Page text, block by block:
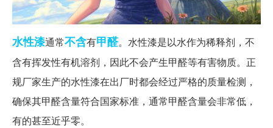
水性漆通常不含有甲醛。水性漆是以水作为稀释剂，不
含有挥发性有机溶剂，因此不会产生甲醛等有害物质。正
规厂家生产的水性漆在出厂时都会经过严格的质量检测，
确保其甲醛含量符合国家标准，通常甲醛含量会非常低，
有的甚至近乎零。